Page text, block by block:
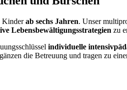
Kinderab sechs Jahren. Unser
Lebensbewältigungsstrategien zu
individuelle
die Betreuung und tragen zu